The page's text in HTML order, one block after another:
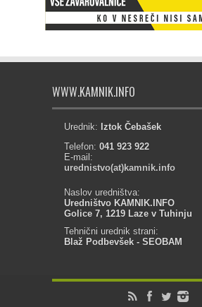
WWW.KAMNIK.INFO
Urednik: Iztok Čebašek
Telefon: 041 923 922
E-mail:
urednistvo(at)kamnik.info
Naslov uredništva:
Uredništvo KAMNIK.INFO
Golice 7, 1219 Laze v Tuhinju
Tehnični urednik strani:
Blaž Podbevšek - SEOBAM